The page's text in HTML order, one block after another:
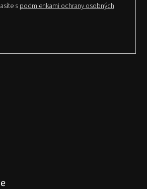
s podmienkami ochrany osobných